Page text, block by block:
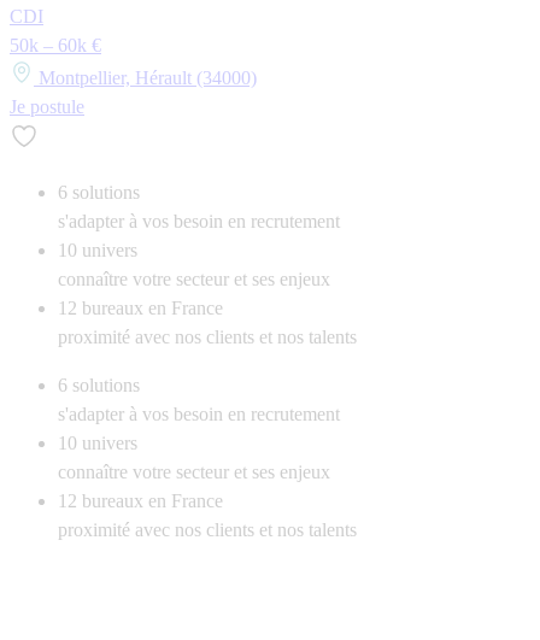
CDI
50k – 60k €
Montpellier, Hérault (34000)
Je postule
6 solutions
s'adapter à vos besoin en recrutement
10 univers
connaître votre secteur et ses enjeux
12 bureaux en France
proximité avec nos clients et nos talents
6 solutions
s'adapter à vos besoin en recrutement
10 univers
connaître votre secteur et ses enjeux
12 bureaux en France
proximité avec nos clients et nos talents